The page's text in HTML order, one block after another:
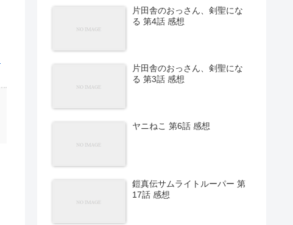
片田舎のおっさん、剣聖にな
る 第4話 感想
片田舎のおっさん、剣聖にな
る 第3話 感想
ヤニねこ 第6話 感想
鎧真伝サムライトルーパー 第
17話 感想